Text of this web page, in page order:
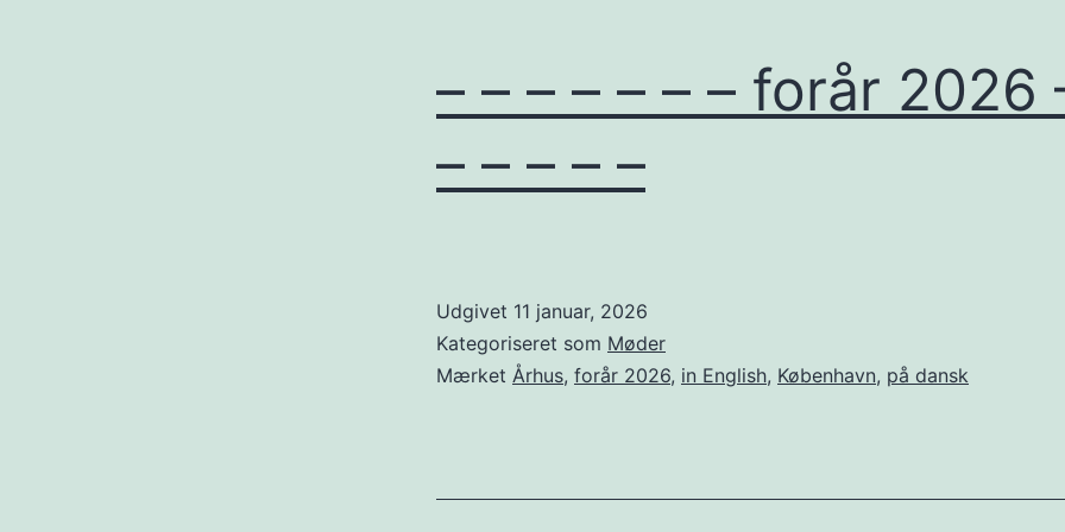
– – – – – – – forår 2026
– – – – –
Udgivet 11 januar, 2026
Kategoriseret som Møder
Mærket Århus, forår 2026, in English, København, på dansk